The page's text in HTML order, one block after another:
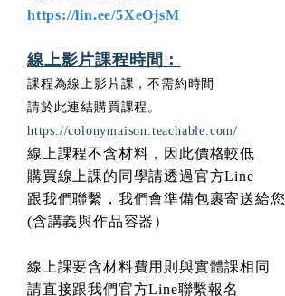
https://lin.ee/5XeOjsM
線上影片課程時間：
課程為線上影片課，不需約時間
請於此連結購買課程。
https://colonymaison.teachable.com/
線上課程不含材料，因此價格較低
購買線上課的同學請透過官方Line
跟我們聯繫，我們會準備包裹寄送給您
(含講義與作品容器）
線上課要含材料費用則與實體課相同
請直接跟我們官方Line聯繫報名